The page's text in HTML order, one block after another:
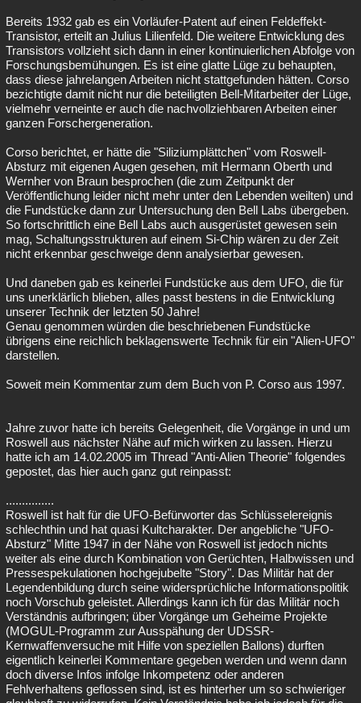
Bereits 1932 gab es ein Vorläufer-Patent auf einen Feldeffekt-
Transistor, erteilt an Julius Lilienfeld. Die weitere Entwicklung des
Transistors vollzieht sich dann in einer kontinuierlichen Abfolge von
Forschungsbemühungen. Es ist eine glatte Lüge zu behaupten,
dass diese jahrelangen Arbeiten nicht stattgefunden hätten. Corso
bezichtigte damit nicht nur die beteiligten Bell-Mitarbeiter der Lüge,
vielmehr verneinte er auch die nachvollziehbaren Arbeiten einer
ganzen Forschergeneration.
Corso berichtet, er hätte die "Siliziumplättchen" vom Roswell-
Absturz mit eigenen Augen gesehen, mit Hermann Oberth und
Wernher von Braun besprochen (die zum Zeitpunkt der
Veröffentlichung leider nicht mehr unter den Lebenden weilten) und
die Fundstücke dann zur Untersuchung den Bell Labs übergeben.
So fortschrittlich eine Bell Labs auch ausgerüstet gewesen sein
mag, Schaltungsstrukturen auf einem Si-Chip wären zu der Zeit
nicht erkennbar geschweige denn analysierbar gewesen.
Und daneben gab es keinerlei Fundstücke aus dem UFO, die für
uns unerklärlich blieben, alles passt bestens in die Entwicklung
unserer Technik der letzten 50 Jahre!
Genau genommen würden die beschriebenen Fundstücke
übrigens eine reichlich beklagenswerte Technik für ein "Alien-UFO"
darstellen.
Soweit mein Kommentar zum dem Buch von P. Corso aus 1997.
Jahre zuvor hatte ich bereits Gelegenheit, die Vorgänge in und um
Roswell aus nächster Nähe auf mich wirken zu lassen. Hierzu
hatte ich am 14.02.2005 im Thread "Anti-Alien Theorie" folgendes
gepostet, das hier auch ganz gut reinpasst:
...............
Roswell ist halt für die UFO-Befürworter das Schlüsselereignis
schlechthin und hat quasi Kultcharakter. Der angebliche "UFO-
Absturz" Mitte 1947 in der Nähe von Roswell ist jedoch nichts
weiter als eine durch Kombination von Gerüchten, Halbwissen und
Pressespekulationen hochgejubelte "Story". Das Militär hat der
Legendenbildung durch seine widersprüchliche Informationspolitik
noch Vorschub geleistet. Allerdings kann ich für das Militär noch
Verständnis aufbringen; über Vorgänge um Geheime Projekte
(MOGUL-Programm zur Ausspähung der UDSSR-
Kernwaffenversuche mit Hilfe von speziellen Ballons) durften
eigentlich keinerlei Kommentare gegeben werden und wenn dann
doch diverse Infos infolge Inkompetenz oder anderen
Fehlverhaltens geflossen sind, ist es hinterher um so schwieriger